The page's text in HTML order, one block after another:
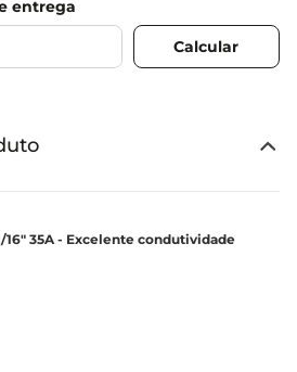
16" 35A - Excelente condutividade